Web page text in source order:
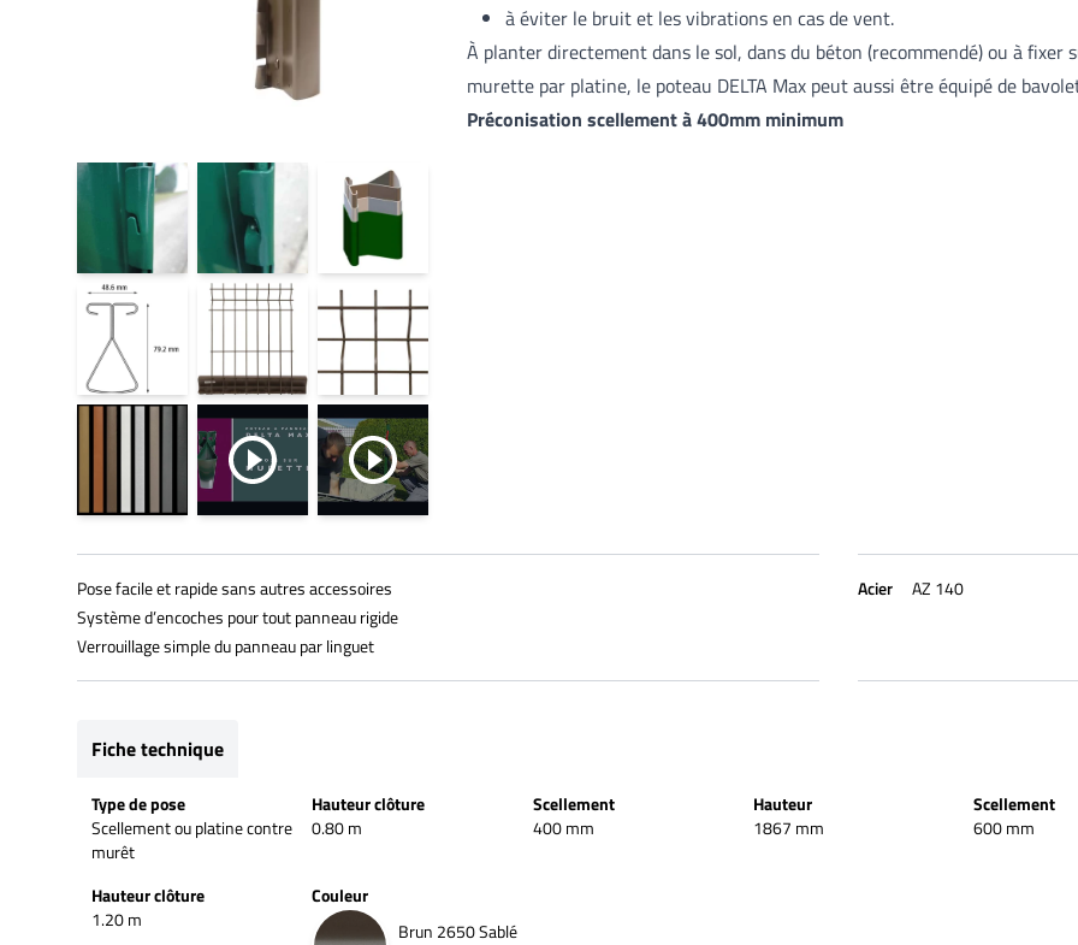
à éviter le bruit et les vibrations en cas de vent.
À planter directement dans le sol, dans du béton (recommendé) ou à fixer
murette par platine, le poteau DELTA Max peut aussi être équipé de
Préconisation scellement à 400mm minimum
Pose facile et rapide sans autres accessoires
Système d’encoches pour tout panneau rigide
Verrouillage simple du panneau par linguet
Acier AZ 140
Fiche technique
Type de pose
Scellement ou platine contre
murêt
Hauteur clôture
0.80 m
Scellement
400 mm
Hauteur
1867 mm
Scellement
600 mm
Hauteur clôture
1.20 m
Couleur
Brun 2650 Sablé